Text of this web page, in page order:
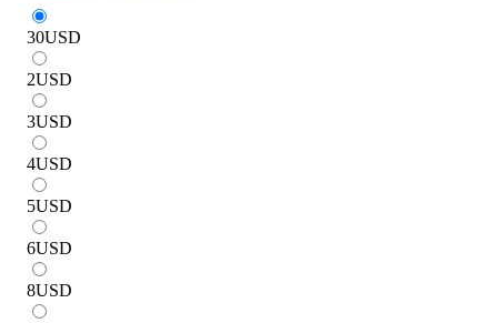
30USD
2USD
3USD
4USD
5USD
6USD
8USD